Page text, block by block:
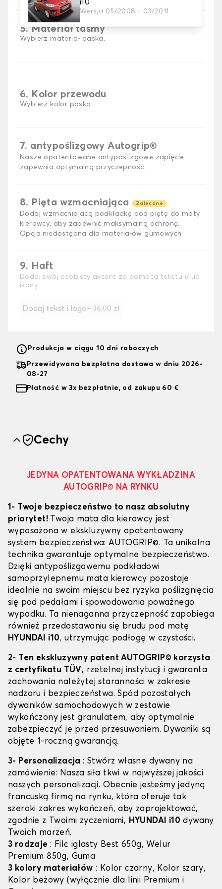
i10
Wersja 05/2008 - 03/2011
5. Materiał taśmy
Wybierz materiał paska.
6. Kolor przewodu
Wybierz kolor paska.
7. antypoślizgowy Autogrip®
Nasze opatentowane antypoślizgowe zapięcie
zapewnia optymalną przyczepność.
8. Pięta wzmacniająca Zalecane
Dodaj wzmacniającą podkładkę pod piętę do maty
kierowcy, aby zapewnić maksymalną ochronę.
Opcja niedostępna dla materiałów gumowych
9. Haft
Dodaj swój osobisty akcent za pomocą tekstu i/lub
ikony
Dodaj tekst i logo+ 36,00 zł
Produkcja w ciągu 10 dni roboczych
Przewidywana bezpłatna dostawa w dniu 2026-
08-27
Płatność w 3x bezpłatnie, od zakupu 60 €
Cechy
JEDYNA OPATENTOWANA WYKŁADZINA
AUTOGRIP© NA RYNKU
1- Twoje bezpieczeństwo to nasz absolutny
priorytet! Twoja mata dla kierowcy jest
wyposażona w ekskluzywny opatentowany
system bezpieczeństwa: AUTOGRIP©. Ta unikalna
technika gwarantuje optymalne bezpieczeństwo.
Dzięki antypoślizgowemu podkładowi
samoprzylepnemu mata kierowcy pozostaje
idealnie na swoim miejscu bez ryzyka poślizgnięcia
się pod pedałami i spowodowania poważnego
wypadku. Ta nienaganna przyczepność zapobiega
również przedostawaniu się brudu pod matę
HYUNDAI i10, utrzymując podłogę w czystości.
2- Ten ekskluzywny patent AUTOGRIP© korzysta
z certyfikatu TÜV, rzetelnej instytucji i gwaranta
zachowania należytej staranności w zakresie
nadzoru i bezpieczeństwa. Spód pozostałych
dywaników samochodowych w zestawie
wykończony jest granulatem, aby optymalnie
zabezpieczyć je przed przesuwaniem. Dywaniki są
objęte 1-roczną gwarancją.
3- Personalizacja: Stwórz własne dywany na
zamówienie: Nasza siła tkwi w najwyższej jakości
naszych personalizacji. Obecnie jesteśmy jedyną
francuską firmą na rynku, która oferuje tak
szeroki zakres wykończeń, aby zaprojektować,
zgodnie z Twoimi życzeniami, HYUNDAI i10 dywany
Twoich marzeń.
3 rodzaje : Filc iglasty Best 650g, Welur
Premium 850g, Guma
3 kolory materiałów : Kolor czarny, Kolor szary,
Kolor beżowy (wyłącznie dla linii Premium i